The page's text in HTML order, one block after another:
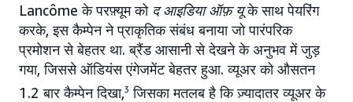
Lancôme के परफ़्यूम को द आइडिया ऑफ़ यूके साथ पेयरिंग
करके, इस कैम्पेन ने प्राकृतिक संबंध बनाया जो पारंपरिक
प्रमोशन से बेहतर था. ब्रैंड आसानी से देखने के अनुभव में जुड़
गया, जिससे ऑडियंस एंगेजमेंट बेहतर हुआ. व्यूअर को औसतन
1.2 बार कैम्पेन दिखा,3 जिसका मतलब है कि ज़्यादातर व्यूअर के